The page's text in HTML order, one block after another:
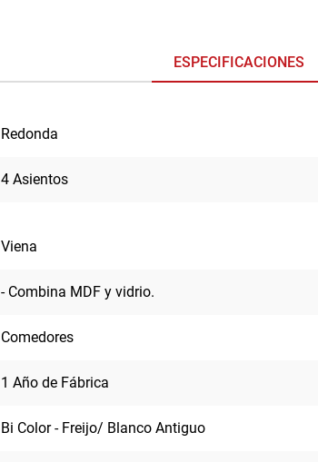
ESPECIFICACIONES
Redonda
4 Asientos
Viena
- Combina MDF y vidrio.
Comedores
1 Año de Fábrica
Bi Color - Freijo/ Blanco Antiguo